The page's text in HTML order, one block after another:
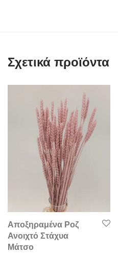
Σχετικά προϊόντα
Αποξηραμένα Ροζ
Ανοιχτό Στάχυα
Μάτσο